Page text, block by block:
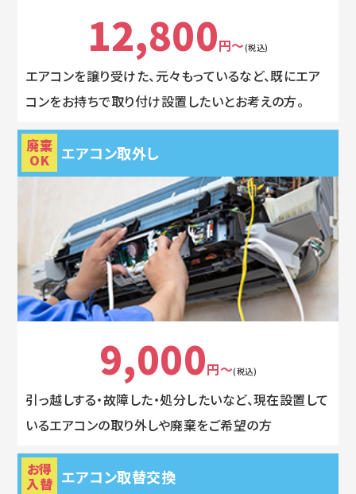
12,800円～(税込)
エアコンを譲り受けた、元々もっているなど、既にエア
コンをお持ちで取り付け設置したいとお考えの方。
廃棄
OK エアコン取外し
9,000円～(税込)
引っ越しする・故障した・処分したいなど、現在設置して
いるエアコンの取り外しや廃棄をご希望の方
お得
入替 エアコン取替交換